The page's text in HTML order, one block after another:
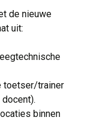
de nieuwe
uit:
toetser/trainer
binnen